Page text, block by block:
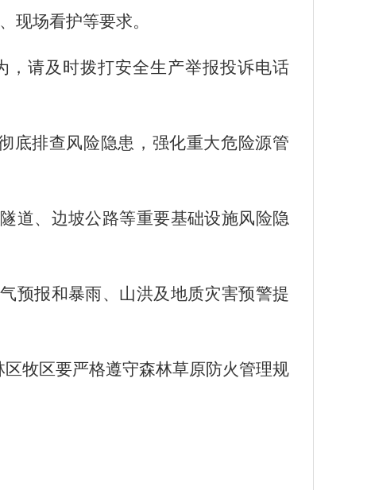
现场看护等要求。
，请及时拨打安全生产举报投诉电话
底排查风险隐患，强化重大危险源管
道、边坡公路等重要基础设施风险隐
预报和暴雨、山洪及地质灾害预警提
牧区要严格遵守森林草原防火管理规